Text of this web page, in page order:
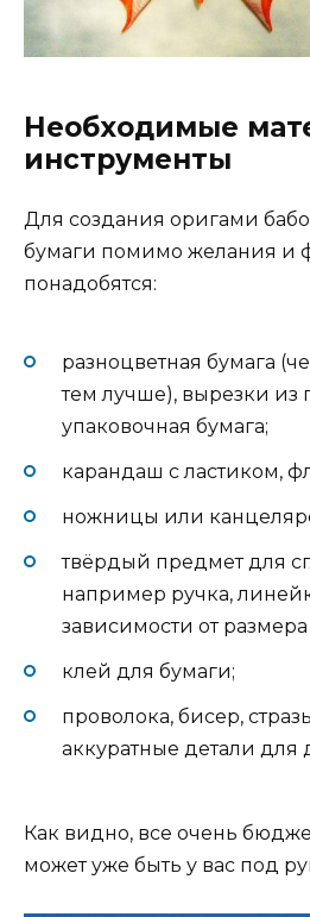
Необходимые
инструменты
Для создания оригами
бумаги помимо желания и
понадобятся:
разноцветная бумага
тем лучше), вырезки из
упаковочная бумага;
карандаш с ластиком,
ножницы или
твёрдый предмет для
например ручка,
зависимости от
клей для бумаги;
проволока, бисер,
аккуратные детали для
Как видно, все очень
может уже быть у вас под